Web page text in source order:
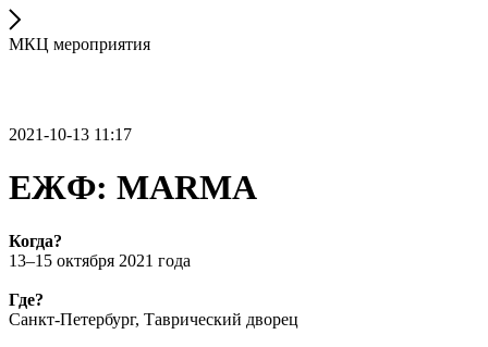
МКЦ мероприятия
2021-10-13 11:17
ЕЖФ: MARMA
Когда?
13–15 октября 2021 года
Где?
Санкт-Петербург, Таврический дворец